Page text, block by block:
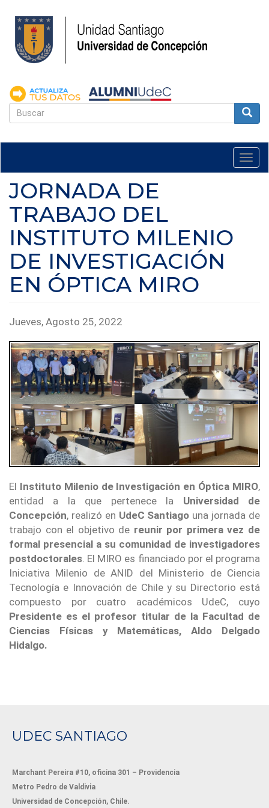
contenido
principal
FORMULARIO
JORNADA DE
TRABAJO DEL
INSTITUTO MILENIO
DE INVESTIGACIÓN
EN ÓPTICA MIRO
Jueves, Agosto 25, 2022
El Instituto Milenio de Investigación en Óptica MIRO,
entidad a la que pertenece la Universidad de
Concepción, realizó en UdeC Santiago una jornada de
trabajo con el objetivo de reunir por primera vez de
formal presencial a su comunidad de investigadores
postdoctorales. El MIRO es financiado por el programa
Iniciativa Milenio de ANID del Ministerio de Ciencia
Tecnología e Innovación de Chile y su Directorio está
compuesto por cuatro académicos UdeC, cuyo
Presidente es el profesor titular de la Facultad de
Ciencias Físicas y Matemáticas, Aldo Delgado
Hidalgo.
UDEC SANTIAGO
Marchant Pereira #10, oficina 301 – Providencia
Metro Pedro de Valdivia
Universidad de Concepción, Chile.